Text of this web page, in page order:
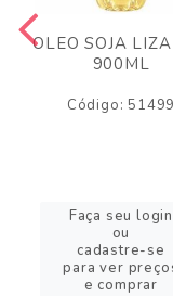
OLEO SOJA
900ML
Código: 51499
Faça seu login
ou
cadastre-se
para ver
e comprar